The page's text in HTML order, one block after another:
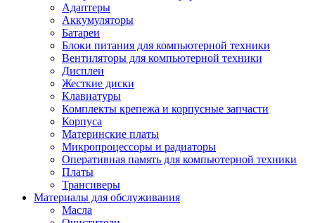
Адаптеры
Аккумуляторы
Батареи
Блоки питания для компьютерной техники
Вентиляторы для компьютерной техники
Дисплеи
Жесткие диски
Клавиатуры
Комплекты крепежа и корпусные запчасти
Корпуса
Материнские платы
Микропроцессоры и радиаторы
Оперативная память для компьютерной техники
Платы
Трансиверы
Материалы для обслуживания
Масла